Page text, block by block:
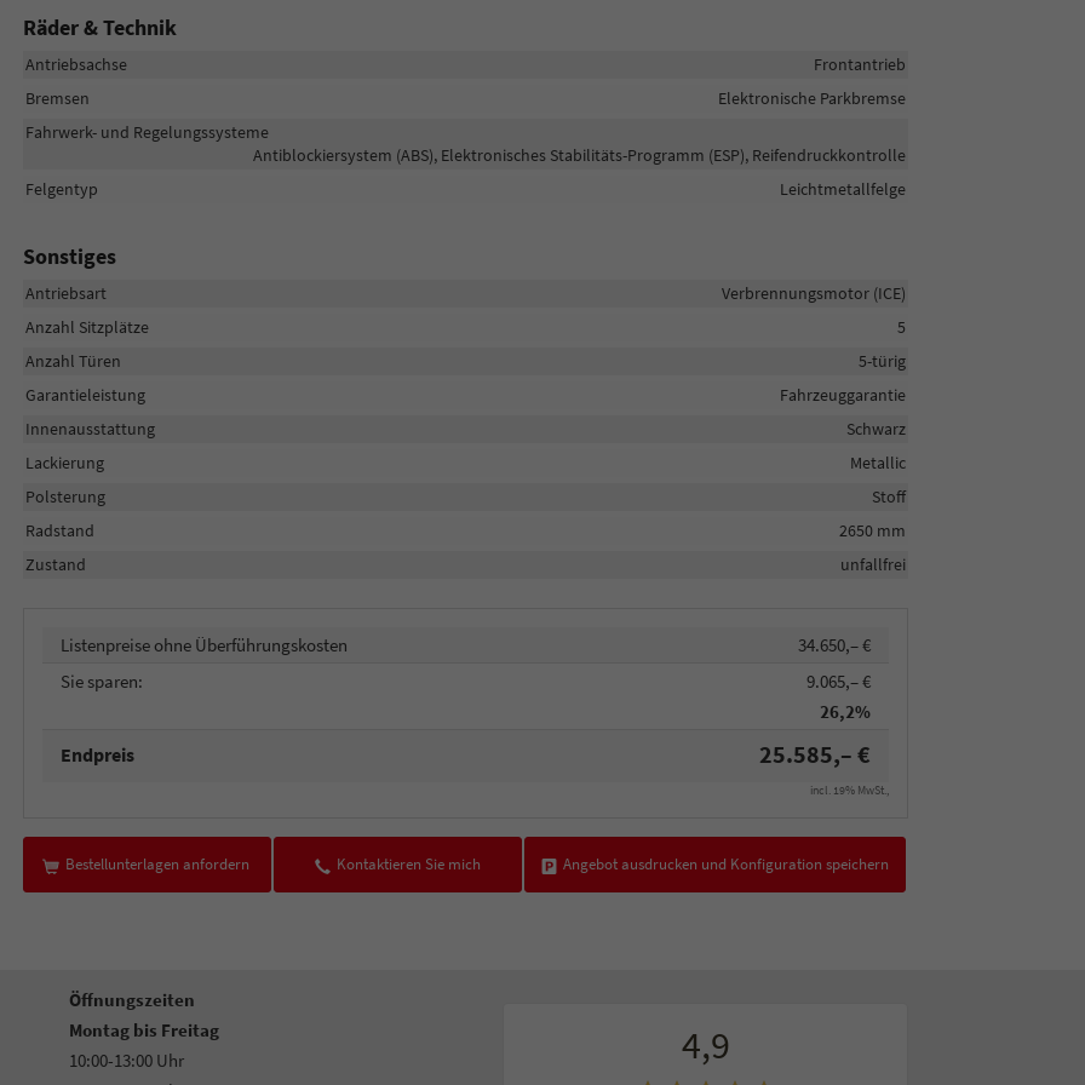
Räder & Technik
Antriebsachse
Frontantrieb
Bremsen
Elektronische Parkbremse
Fahrwerk- und Regelungssysteme
Antiblockiersystem (ABS), Elektronisches Stabilitäts-Programm (ESP), Reifendruckkontrolle
Felgentyp
Leichtmetallfelge
Sonstiges
Antriebsart
Verbrennungsmotor (ICE)
Anzahl Sitzplätze
5
Anzahl Türen
5-türig
Garantieleistung
Fahrzeuggarantie
Innenausstattung
Schwarz
Lackierung
Metallic
Polsterung
Stoff
Radstand
2650 mm
Zustand
unfallfrei
Listenpreise ohne Überführungskosten
34.650,– €
Sie sparen:
9.065,– €
26,2%
Endpreis 25.585,– €
incl. 19% MwSt.,
Bestellunterlagen anfordern Kontaktieren Sie mich Angebot ausdrucken und Konfiguration speichern
Öffnungszeiten
Montag bis Freitag
10:00-13:00 Uhr
4,9